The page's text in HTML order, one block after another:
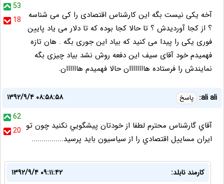
53
18
آخه یکی نیست بگه این کارشناس اقتصادی را کی می شناسه
؟ از کجا آوردیدش ؟ تا حالا کجا بوده که تا دلار می یاد پایین
فوری یکی را پیدا می کنید که بیاد این جوری بگه . هان تازه
فهمیدم خود آقای سیف این دفعه روش نشد بیاد چیزی بگه
نمایندش را فرستاده هاااااااان حالا فهمیدم هاااااان.
ali ali: پاسخ
۱۳۹۲/۹/۴ ۰۸:۵۸:۵۸
62
20 آقاي گارشناس محترم لطفا از خودتان پيشگويي نكنيد چون تو
ايران مساييل اقتصادي را از سياسيون بايد پرسيد................
كارمند نابلد:
۱۳۹۲/۹/۴ ۰۹:۱۱:۴۲